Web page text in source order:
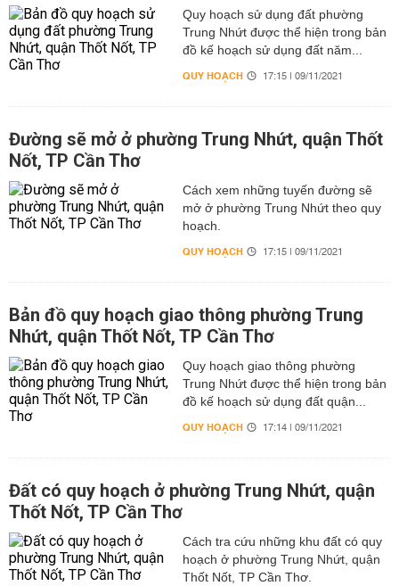
Quy hoạch sử dụng đất phường
Trung Nhứt được thể hiện trong bản
đồ kế hoạch sử dụng đất năm...
QUY HOẠCH 17:15 | 09/11/2021
Đường sẽ mở ở phường Trung Nhứt, quận Thốt
Nốt, TP Cần Thơ
Cách xem những tuyến đường sẽ
mở ở phường Trung Nhứt theo quy
hoạch.
QUY HOẠCH 17:15 | 09/11/2021
Bản đồ quy hoạch giao thông phường Trung
Nhứt, quận Thốt Nốt, TP Cần Thơ
Quy hoạch giao thông phường
Trung Nhứt được thể hiện trong bản
đồ kế hoạch sử dụng đất quận...
QUY HOẠCH 17:14 | 09/11/2021
Đất có quy hoạch ở phường Trung Nhứt, quận
Thốt Nốt, TP Cần Thơ
Cách tra cứu những khu đất có quy
hoạch ở phường Trung Nhứt, quận
Thốt Nốt, TP Cần Thơ.